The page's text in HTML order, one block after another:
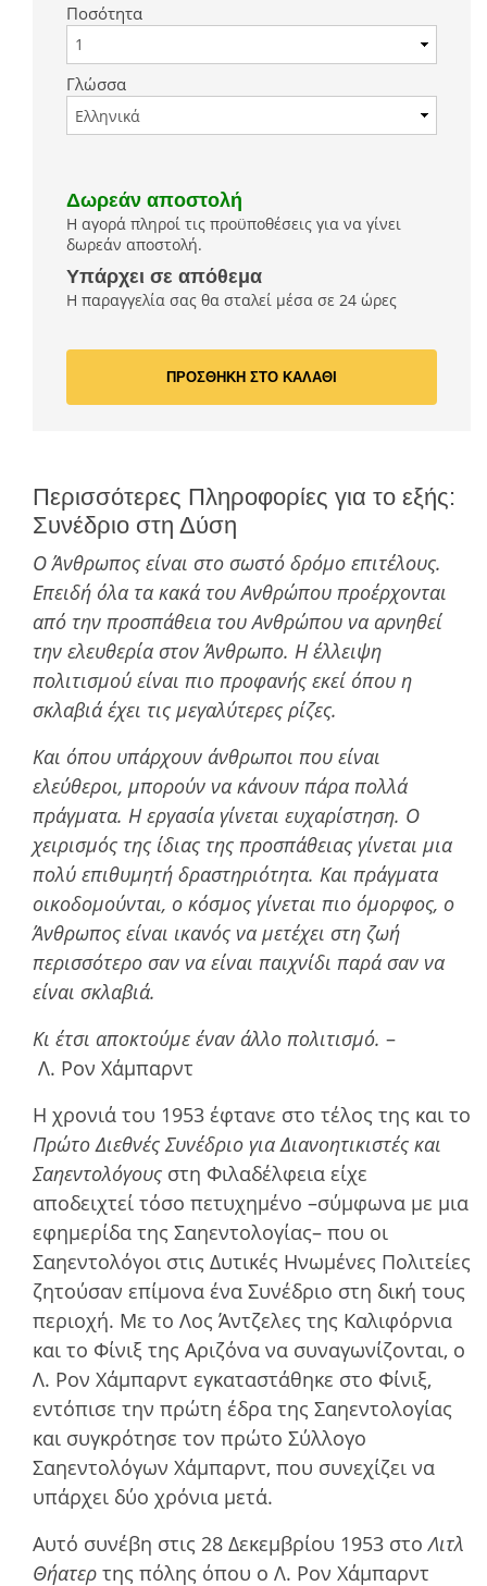
Ποσότητα
Γλώσσα
Δωρεάν αποστολή
Η αγορά πληροί τις προϋποθέσεις για να γίνει
δωρεάν αποστολή.
Υπάρχει σε απόθεμα
Η παραγγελία σας θα σταλεί μέσα σε 24 ώρες
ΠΡΟΣΘΗΚΗ ΣΤΟ ΚΑΛΑΘΙ
Περισσότερες Πληροφορίες για το εξής:
Συνέδριο στη Δύση
Ο Άνθρωπος είναι στο σωστό δρόµο επιτέλους.
Επειδή όλα τα κακά του Ανθρώπου προέρχονται
από την προσπάθεια του Ανθρώπου να αρνηθεί
την ελευθερία στον Άνθρωπο. Η έλλειψη
πολιτισµού είναι πιο προφανής εκεί όπου η
σκλαβιά έχει τις µεγαλύτερες ρίζες.
Και όπου υπάρχουν άνθρωποι που είναι
ελεύθεροι, µπορούν να κάνουν πάρα πολλά
πράγµατα. Η εργασία γίνεται ευχαρίστηση. Ο
χειρισµός της ίδιας της προσπάθειας γίνεται µια
πολύ επιθυµητή δραστηριότητα. Και πράγµατα
οικοδοµούνται, ο κόσµος γίνεται πιο όµορφος, ο
Άνθρωπος είναι ικανός να µετέχει στη ζωή
περισσότερο σαν να είναι παιχνίδι παρά σαν να
είναι σκλαβιά.
Κι έτσι αποκτούµε έναν άλλο πολιτισµό. –
Λ. Ρον Χάμπαρντ
Η χρονιά του 1953 έφτανε στο τέλος της και το
Πρώτο Διεθνές Συνέδριο για Διανοητικιστές και
Σαηεντολόγους στη Φιλαδέλφεια είχε
αποδειχτεί τόσο πετυχηµένο –σύµφωνα µε µια
εφηµερίδα της Σαηεντολογίας– που οι
Σαηεντολόγοι στις Δυτικές Ηνωµένες Πολιτείες
ζητούσαν επίµονα ένα Συνέδριο στη δική τους
περιοχή. Με το Λος Άντζελες της Καλιφόρνια
και το Φίνιξ της Αριζόνα να συναγωνίζονται, ο
Λ. Ρον Χάμπαρντ εγκαταστάθηκε στο Φίνιξ,
εντόπισε την πρώτη έδρα της Σαηεντολογίας
και συγκρότησε τον πρώτο Σύλλογο
Σαηεντολόγων Χάµπαρντ, που συνεχίζει να
υπάρχει δύο χρόνια µετά.
Αυτό συνέβη στις 28 Δεκεµβρίου 1953 στοΛιτλ
Θήατερ της πόλης όπου ο Λ. Ρον Χάμπαρντ